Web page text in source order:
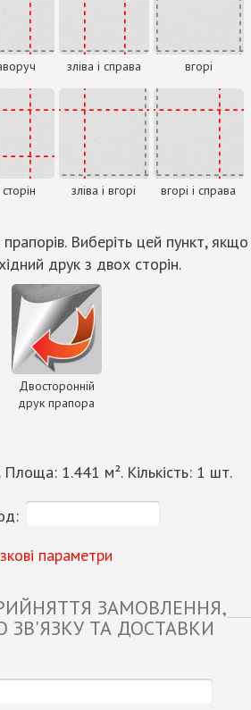
зліва і справа вгорі
зліва і вгорі вгорі і справа
Виберіть цей пункт, якщо
друк з двох сторін.
Двосторонній
друк прапора
Площа: 1.441 м². Кількість: 1 шт.
параметри
ЗАМОВЛЕННЯ,
ЗВ'ЯЗКУ ТА ДОСТАВКИ